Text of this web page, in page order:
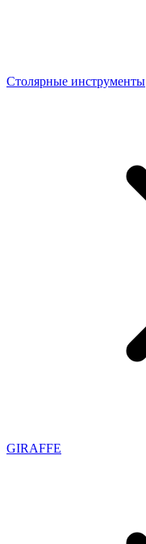
Столярные инструменты
GIRAFFE